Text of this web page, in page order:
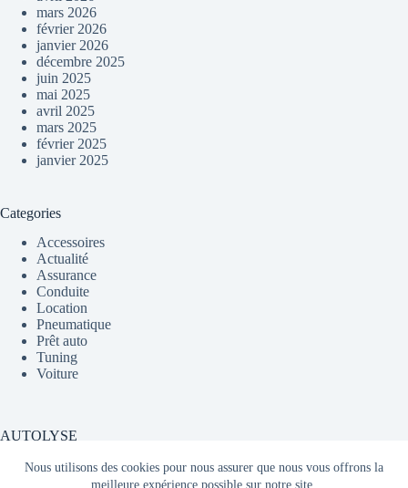
Nous utilisons des cookies pour nous assurer que nous vous offrons la
meilleure expérience possible sur notre site.
mars 2026
février 2026
janvier 2026
décembre 2025
juin 2025
mai 2025
avril 2025
mars 2025
février 2025
janvier 2025
Categories
Accessoires
Actualité
Assurance
Conduite
Location
Pneumatique
Prêt auto
Tuning
Voiture
AUTOLYSE